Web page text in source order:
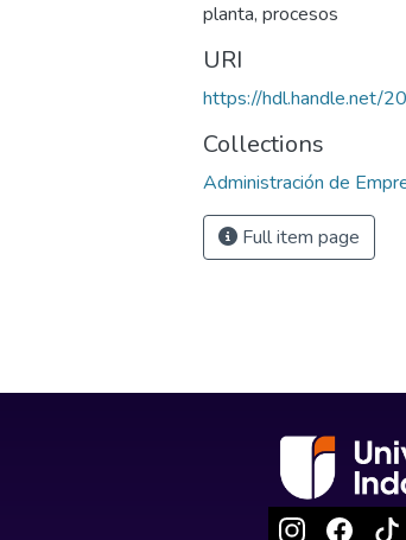
planta, procesos
URI
https://hdl.handle.net/
Collections
Administración de
Full item page